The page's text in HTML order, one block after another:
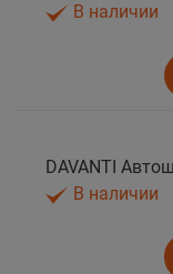
В наличии
В наличии